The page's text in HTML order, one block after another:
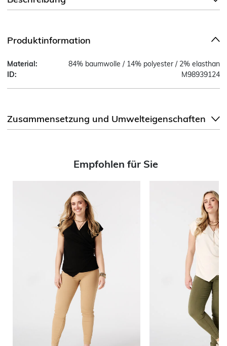
Produktinformation
Material:
84% baumwolle / 14% polyester / 2% elasthan
ID:
M98939124
Zusammensetzung und Umwelteigenschaften
Empfohlen für Sie